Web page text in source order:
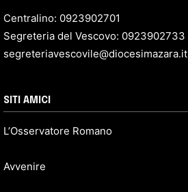
Centralino: 0923902701
Segreteria del Vescovo: 0923902733
segreteriavescovile@diocesimazara.it
SITI AMICI
L’Osservatore Romano
Avvenire